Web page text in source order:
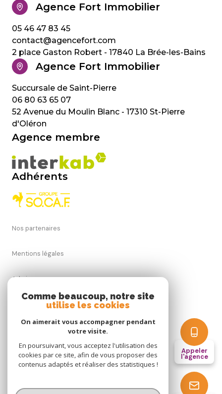
Appeler
l'agence
Agence Fort Immobilier
05 46 47 83 45
contact@agencefort.com
2 place Gaston Robert - 17840 La Brée-les-Bains
Agence Fort Immobilier
06 80 63 65 07
52 Avenue du Moulin Blanc - 17310 St-Pierre
d'Oléron
Agence membre
Adhérents
Nos partenaires
Mentions légales
Admin
Nos honoraires
Cookies
© 2026 | Tous droits réservés
Comme beaucoup, notre site
utilise les cookies
On aimerait vous accompagner pendant
votre visite.
En poursuivant, vous acceptez l'utilisation des
cookies par ce site, afin de vous proposer des
contenus adaptés et réaliser des statistiques !